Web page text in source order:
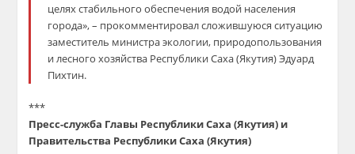
целях стабильного обеспечения водой населения
города»,– прокомментировал сложившуюся ситуацию
заместитель министра экологии, природопользования
и лесного хозяйства Республики Саха (Якутия) Эдуард
Пихтин.
***
Пресс-служба Главы Республики Саха (Якутия) и
Правительства Республики Саха (Якутия)